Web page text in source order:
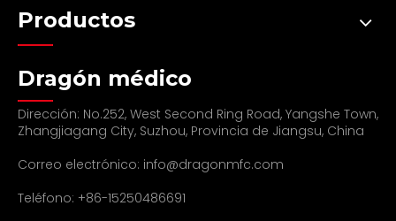
Productos
Dragón médico
Dirección: No.252, West Second Ring Road, Yangshe Town,
Zhangjiagang City, Suzhou, Provincia de Jiangsu, China
Correo electrónico: info@dragonmfc.com
Teléfono: +86-15250486691